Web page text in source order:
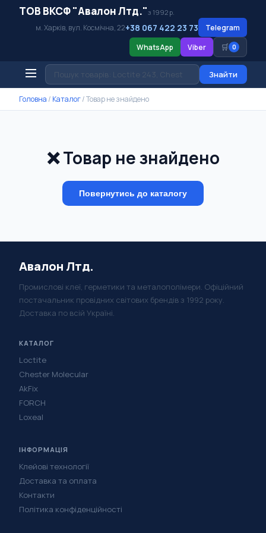
ТОВ ВКСФ "Авалон Лтд."з 1992 р.
м. Харків, вул. Космічна, 22+38 067 422 23 73
Telegram
WhatsApp
Viber 🛒 0
Знайти
Головна / Каталог/Товар не знайдено
❌ Товар не знайдено
Повернутись до каталогу
Авалон Лтд.
Промислові клеї, герметики та металополімери. Офіційний
постачальник провідних світових брендів з 1992 року.
Доставка по всій Україні.
КАТАЛОГ
Loctite
Chester Molecular
AkFix
FORCH
Loxeal
ІНФОРМАЦІЯ
Клейові технології
Доставка та оплата
Контакти
Політика конфіденційності